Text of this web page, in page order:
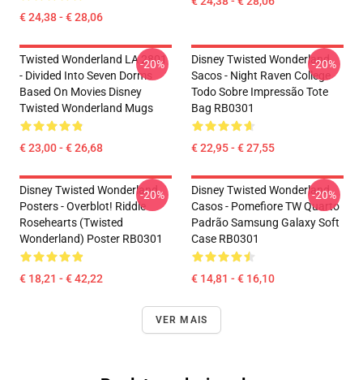
€ 24,38 - € 28,06
Twisted Wonderland LA 2801
- Divided Into Seven Dorms
Based On Movies Disney
Twisted Wonderland Mugs
€ 23,00 - € 26,68
-20%
Disney Twisted Wonderland
Sacos - Night Raven College
Todo Sobre Impressão Tote
Bag RB0301
€ 22,95 - € 27,55
-20%
Disney Twisted Wonderland
Posters - Overblot! Riddle
Rosehearts (Twisted
Wonderland) Poster RB0301
€ 18,21 - € 42,22
-20%
Disney Twisted Wonderland
Casos - Pomefiore TW Quarto
Padrão Samsung Galaxy Soft
Case RB0301
€ 14,81 - € 16,10
-20%
VER MAIS